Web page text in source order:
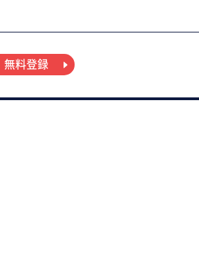
無料登録